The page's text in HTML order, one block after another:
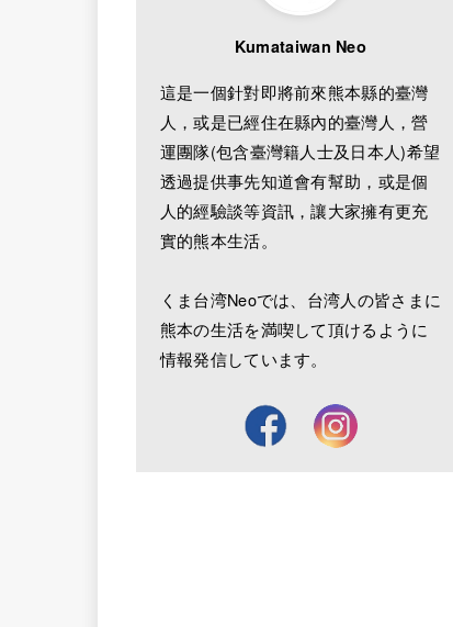
Kumataiwan Neo
這是一個針對即將前來熊本縣的臺灣
人，或是已經住在縣內的臺灣人，營
運團隊(包含臺灣籍人士及日本人)希望
透過提供事先知道會有幫助，或是個
人的經驗談等資訊，讓大家擁有更充
實的熊本生活。
くま台湾Neoでは、台湾人の皆さまに
熊本の生活を満喫して頂けるように
情報発信しています。